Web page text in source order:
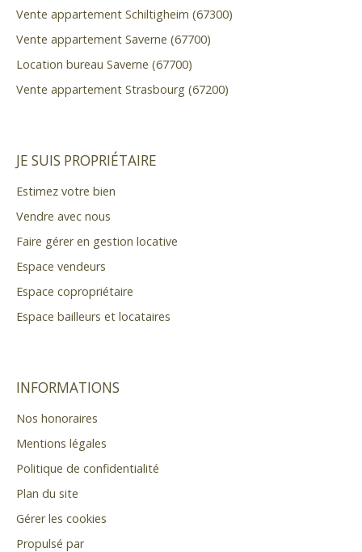
Vente appartement Schiltigheim (67300)
Vente appartement Saverne (67700)
Location bureau Saverne (67700)
Vente appartement Strasbourg (67200)
JE SUIS PROPRIÉTAIRE
Estimez votre bien
Vendre avec nous
Faire gérer en gestion locative
Espace vendeurs
Espace copropriétaire
Espace bailleurs et locataires
INFORMATIONS
Nos honoraires
Mentions légales
Politique de confidentialité
Plan du site
Gérer les cookies
Propulsé par